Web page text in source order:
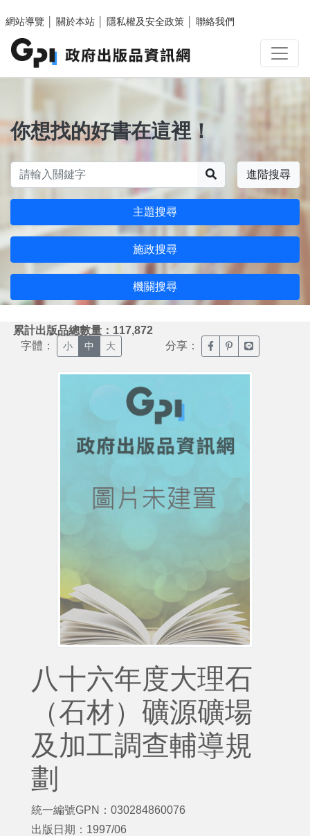
網站導覽
關於本站 隱私權及安全政策 聯絡我們
你想找的好書在這裡！
進階搜尋
主題搜尋
施政搜尋
機關搜尋
累計出版品總數量：117,872
字體： 小 中 大 分享： 臉書分享(另開新視窗)
噗浪分享(另開新
Line分享(另
八十六年度大理石
（石材）礦源礦場
及加工調查輔導規
劃
統一編號GPN：030284860076
出版日期：1997/06